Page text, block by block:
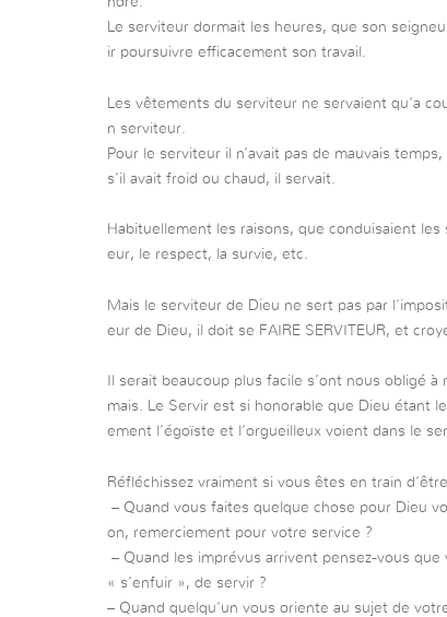
Le serviteur dormait les heures, que son
ir poursuivre efficacement son travail.
Les vêtements du serviteur ne servaient qu’a
n serviteur.
Pour le serviteur il n’avait pas de mauvais
s’il avait froid ou chaud, il servait.
Habituellement les raisons, que conduisaient
eur, le respect, la survie, etc.
Mais le serviteur de Dieu ne sert pas par
eur de Dieu, il doit se FAIRE SERVITEUR, et
Il serait beaucoup plus facile s’ont nous obligé
mais. Le Servir est si honorable que Dieu étant
ement l’égoïste et l’orgueilleux voient dans le
Réfléchissez vraiment si vous êtes en train
– Quand vous faites quelque chose pour Dieu
on, remerciement pour votre service ?
– Quand les imprévus arrivent pensez-vous
« s’enfuir », de servir ?
– Quand quelqu’un vous oriente au sujet de